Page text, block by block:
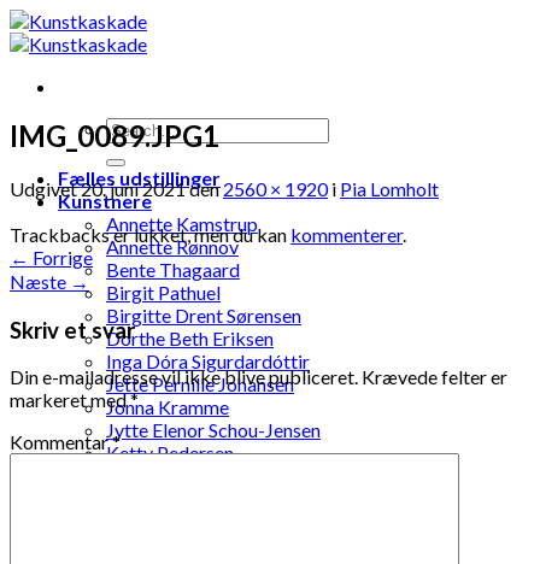
Skip
to
Fælles udstillinger
Kunstnere
Annette Kamstrup
Annette Rønnov
Bente Thagaard
Birgit Pathuel
Birgitte Drent Sørensen
Dorthe Beth Eriksen
Inga Dóra Sigurdardóttir
Jette Pernille Johansen
Jonna Kramme
Jytte Elenor Schou-Jensen
Ketty Pedersen
IMG_0089.JPG1
Udgivet20. juni 2021den2560 × 1920i Pia Lomholt
Trackbacks er lukket, men du kan kommenterer.
← Forrige
Næste →
Skriv et svar
Din e-mailadresse vil ikke blive publiceret. Krævede felter er
markeret med*
Kommentar*